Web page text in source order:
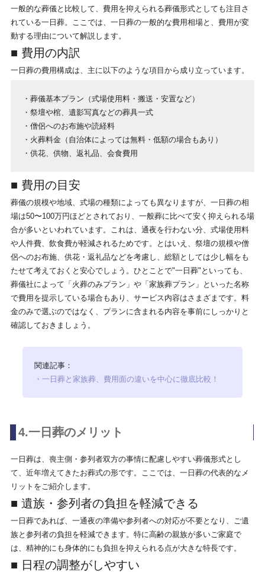
一般的な葬儀と比較して、費用を抑えられる葬儀形式としても注目さ
れている一日葬。ここでは、一日葬の一般的な費用相場と、費用が変
動する理由について解説します。
■ 費用の内訳
一日葬の費用構成は、主に以下のような項目から成り立っています。
・葬儀基本プラン（式場使用料・搬送・安置など）
・祭壇や棺、遺影写真などの葬具一式
・僧侶へのお布施や読経料
・火葬料金（自治体によっては無料・低額の場合もあり）
・供花、供物、返礼品、会食費用
■ 費用の目安
葬儀の規模や地域、式場の種類によっても異なりますが、一日葬の相
場は50〜100万円ほどとされており、一般葬に比べて安く抑えられる場
合が多いといわれています。これは、通夜を行わない分、式場使用料
や人件費、飲食費が軽減されるためです。とはいえ、祭壇の規模や僧
侶へのお布施、供花・返礼品などを考慮し、総額としては少し幅をも
たせて考えておくと安心でしょう。ひとことで"一日葬"といっても、
葬儀社によって「火葬のみプラン」や「家族葬プラン」といった名称
で費用を提示している場合もあり、サービス内容はさまざまです。料
金のみで選ぶのではなく、プランに含まれる内容を事前にしっかりと
確認しておきましょう。
関連記事：
・一日葬と家族葬、費用面の違いを中心に徹底比較！
4.一日葬のメリット
一日葬は、喪主側・参列者双方の事情に配慮しやすい葬儀形式とし
て、近年増えてきたお葬式の形です。ここでは、一日葬の代表的なメ
リットをご紹介します。
■ 遺族・参列者の負担を軽減できる
一日葬であれば、一通夜の準備や参列者への対応が不要となり、ご遺
族と参列者の負担を軽減できます。特に高齢の親族が多いご家庭で
は、精神的にも身体的にも負担を抑えられる点が大きな特長です。
■ 日程の調整がしやすい